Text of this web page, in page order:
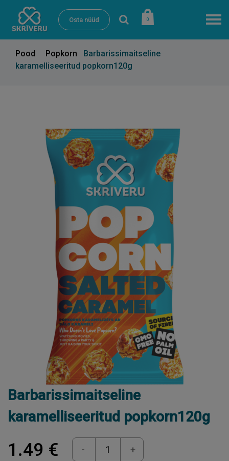
Osta nüüd 0
Pood Popkorn
Barbarissimaitseline
karamelliseeritud popkorn120g
Barbarissimaitseline
karamelliseeritud popkorn120g
1.49 € - +